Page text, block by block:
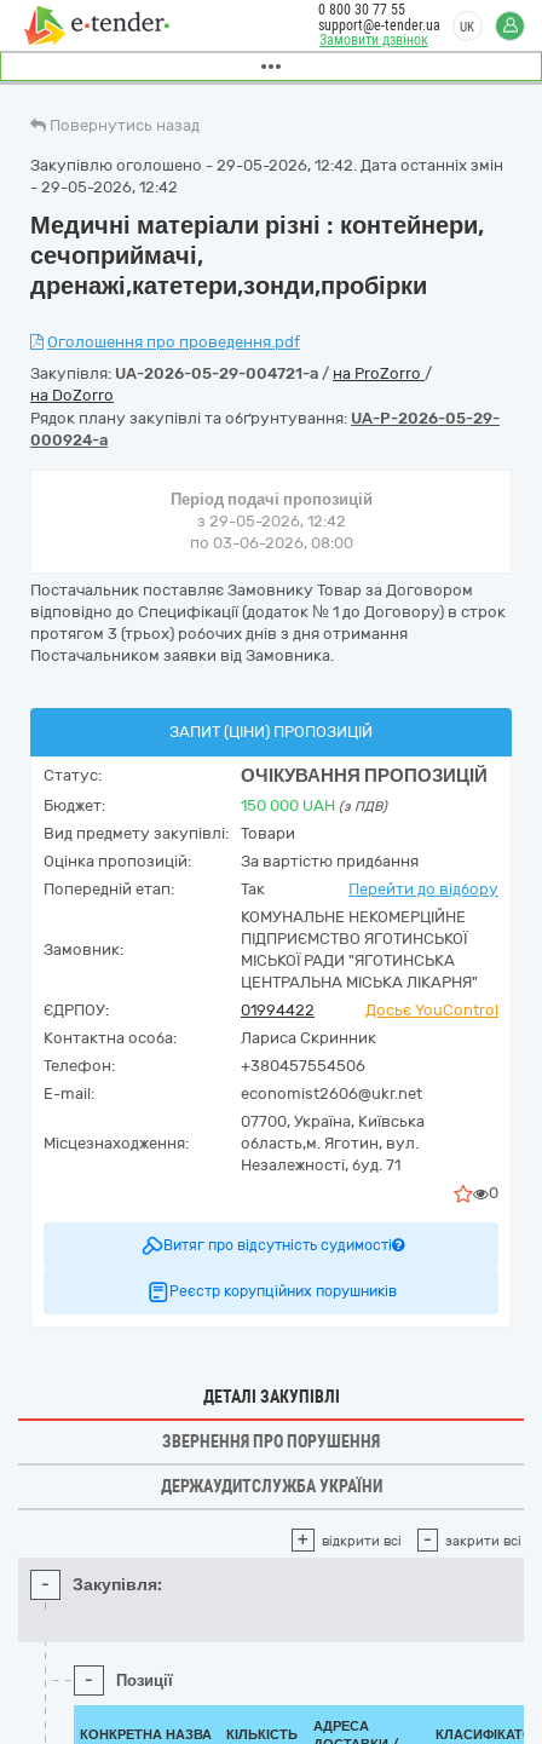
Замовити дзвінок
0 800 30 77 55
support@e-tender.ua
UK
Повернутись назад
Закупівлю оголошено - 29-05-2026, 12:42. Дата останніх змін
- 29-05-2026, 12:42
Медичні матеріали різні : контейнери,
сечоприймачі,
дренажі,катетери,зонди,пробірки
Оголошення про проведення.pdf
Закупівля: UA-2026-05-29-004721-a / на ProZorro /
на DoZorro
Рядок плану закупівлі та обґрунтування: UA-P-2026-05-29-
000924-a
Період подачі пропозицій
з 29-05-2026, 12:42
по 03-06-2026, 08:00
Постачальник поставляє Замовнику Товар за Договором
відповідно до Специфікації (додаток № 1 до Договору) в строк
протягом 3 (трьох) робочих днів з дня отримання
Постачальником заявки від Замовника.
ЗАПИТ (ЦІНИ) ПРОПОЗИЦІЙ
Статус: ОЧІКУВАННЯ ПРОПОЗИЦІЙ
Бюджет: 150 000 UAH (з ПДВ)
Вид предмету закупівлі:
Товари
Оцінка пропозицій:
За вартістю придбання
Попередній етап:
Так Перейти до відбору
Замовник:
КОМУНАЛЬНЕ НЕКОМЕРЦІЙНЕ
ПІДПРИЄМСТВО ЯГОТИНСЬКОЇ
МІСЬКОЇ РАДИ "ЯГОТИНСЬКА
ЦЕНТРАЛЬНА МІСЬКА ЛІКАРНЯ"
ЄДРПОУ:
01994422
Досьє YouControl
Контактна особа:
Лариса Скринник
Телефон:
+380457554506
E-mail:
economist2606@ukr.net
Місцезнаходження:
07700, Україна, Київська
область,м. Яготин, вул.
Незалежності, буд. 71
0
Витяг про відсутність судимості
Реєстр корупційних порушників
ДЕТАЛІ ЗАКУПІВЛІ
ЗВЕРНЕННЯ ПРО ПОРУШЕННЯ
ДЕРЖАУДИТСЛУЖБА УКРАЇНИ
+ відкрити всі - закрити всі
- Закупівля:
- Позиції
КОНКРЕТНА НАЗВА
КІЛЬКІСТЬ
АДРЕСА
КЛАСИФІКАТОР